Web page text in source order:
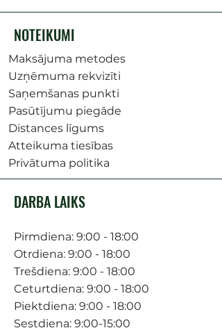
NOTEIKUMI
Maksājuma metodes
Uzņēmuma rekvizīti
Saņemšanas punkti
Pasūtījumu piegāde
Distances līgums
Atteikuma tiesības
Privātuma politika
DARBA LAIKS
Pirmdiena: 9:00 - 18:00
Otrdiena: 9:00 - 18:00
Trešdiena: 9:00 - 18:00
Ceturtdiena: 9:00 - 18:00
Piektdiena: 9:00 - 18:00
Sestdiena: 9:00-15:00